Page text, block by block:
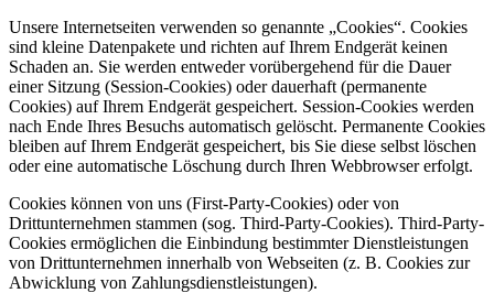
Unsere Internetseiten verwenden so genannte „Cookies“. Cookies
sind kleine Datenpakete und richten auf Ihrem Endgerät keinen
Schaden an. Sie werden entweder vorübergehend für die Dauer
einer Sitzung (Session-Cookies) oder dauerhaft (permanente
Cookies) auf Ihrem Endgerät gespeichert. Session-Cookies werden
nach Ende Ihres Besuchs automatisch gelöscht. Permanente Cookies
bleiben auf Ihrem Endgerät gespeichert, bis Sie diese selbst löschen
oder eine automatische Löschung durch Ihren Webbrowser erfolgt.
Cookies können von uns (First-Party-Cookies) oder von
Drittunternehmen stammen (sog. Third-Party-Cookies). Third-Party-
Cookies ermöglichen die Einbindung bestimmter Dienstleistungen
von Drittunternehmen innerhalb von Webseiten (z. B. Cookies zur
Abwicklung von Zahlungsdienstleistungen).